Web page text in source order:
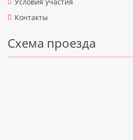
Контакты
Схема проезда